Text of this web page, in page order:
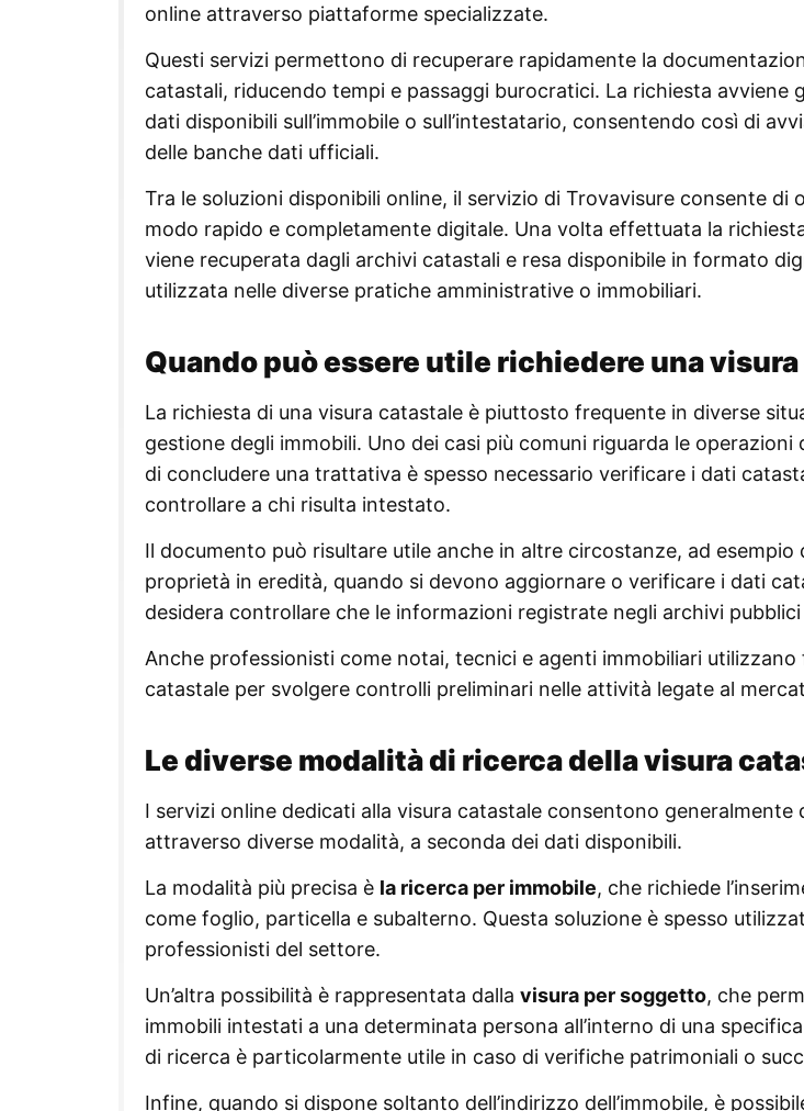
online attraverso piattaforme specializzate.
Questi servizi permettono di recuperare rapidamente la
catastali, riducendo tempi e passaggi burocratici. La richiesta avviene
dati disponibili sull’immobile o sull’intestatario, consentendo così di
delle banche dati ufficiali.
Tra le soluzioni disponibili online, il servizio di Trovavisure consente di
modo rapido e completamente digitale. Una volta effettuata la
viene recuperata dagli archivi catastali e resa disponibile in formato
utilizzata nelle diverse pratiche amministrative o immobiliari.
Quando può essere utile richiedere una
La richiesta di una visura catastale è piuttosto frequente in diverse
gestione degli immobili. Uno dei casi più comuni riguarda le
di concludere una trattativa è spesso necessario verificare i dati
controllare a chi risulta intestato.
Il documento può risultare utile anche in altre circostanze, ad esempio
proprietà in eredità, quando si devono aggiornare o verificare i dati
desidera controllare che le informazioni registrate negli archivi
Anche professionisti come notai, tecnici e agenti immobiliari
catastale per svolgere controlli preliminari nelle attività legate al
Le diverse modalità di ricerca della visura
I servizi online dedicati alla visura catastale consentono generalmente
attraverso diverse modalità, a seconda dei dati disponibili.
La modalità più precisa è la ricerca per immobile, che richiede
come foglio, particella e subalterno. Questa soluzione è spesso
professionisti del settore.
Un’altra possibilità è rappresentata dalla visura per soggetto, che
immobili intestati a una determinata persona all’interno di una
di ricerca è particolarmente utile in caso di verifiche patrimoniali o
Infine, quando si dispone soltanto dell’indirizzo dell’immobile, è